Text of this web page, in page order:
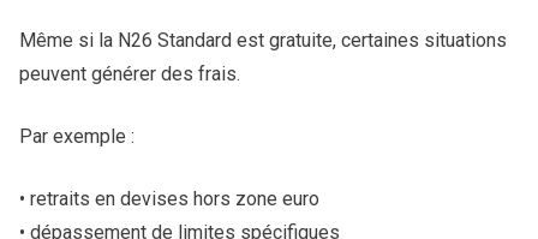
Même si la N26 Standard est gratuite, certaines situations
peuvent générer des frais.
Par exemple :
• retraits en devises hors zone euro
• dépassement de limites spécifiques